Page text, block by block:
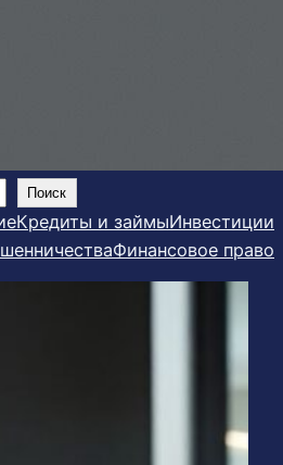
Поиск
Кредиты и займыИнвестиции
Финансовое право